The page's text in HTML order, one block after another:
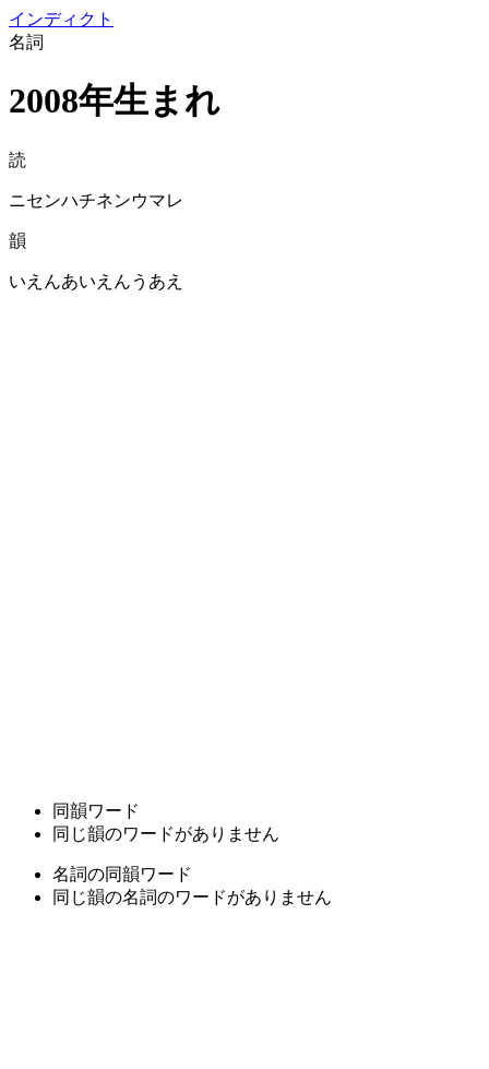
インディクト
名詞
2008年生まれ
読
ニセンハチネンウマレ
韻
いえんあいえんうあえ
同韻ワード
同じ韻のワードがありません
名詞の同韻ワード
同じ韻の名詞のワードがありません